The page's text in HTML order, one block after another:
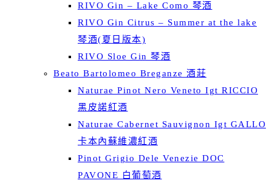
RIVO Gin – Lake Como 琴酒
RIVO Gin Citrus – Summer at the lake
琴酒(夏日版本)
RIVO Sloe Gin 琴酒
Beato Bartolomeo Breganze 酒莊
Naturae Pinot Nero Veneto Igt RICCIO
黑皮諾紅酒
Naturae Cabernet Sauvignon Igt GALLO
卡本內蘇維濃紅酒
Pinot Grigio Dele Venezie DOC
PAVONE 白葡萄酒